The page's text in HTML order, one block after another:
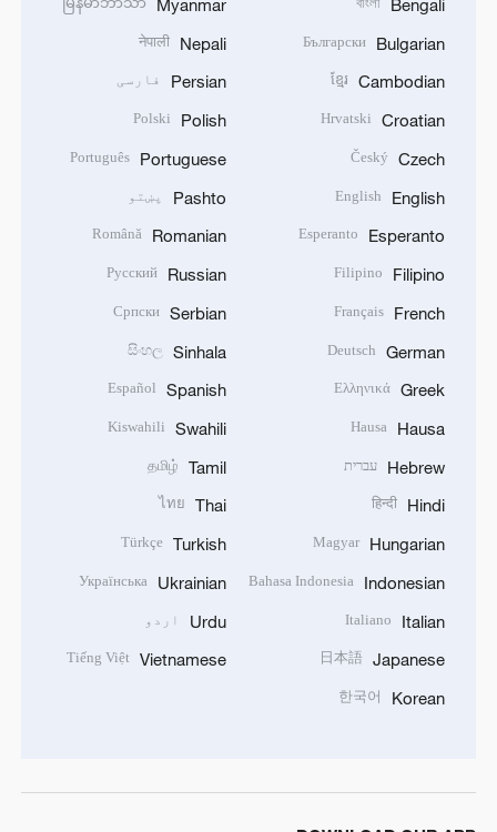
Bengali
Bulgarian
Български
Cambodian
ខ្មែរ
Croatian
Hrvatski
Czech
Český
English
English
Esperanto
Esperanto
Filipino
Filipino
French
Français
German
Deutsch
Greek
Ελληνικά
Hausa
Hausa
Hebrew עברית
Hindi
हिन्दी
Hungarian
Magyar
Indonesian
Bahasa Indonesia
Italian
Italiano
Japanese
日本語
Korean
한국어
Myanmar
Nepali
नेपाली
Persian فارسی
Polish
Polski
Portuguese
Português
Pashto پښتو
Romanian
Română
Russian
Русский
Serbian
Српски
Sinhala
සිංහල
Spanish
Español
Swahili
Kiswahili
Tamil
தமிழ்
Thai
ไทย
Turkish
Türkçe
Ukrainian
Українська
Urdu اردو
Vietnamese
Tiếng Việt